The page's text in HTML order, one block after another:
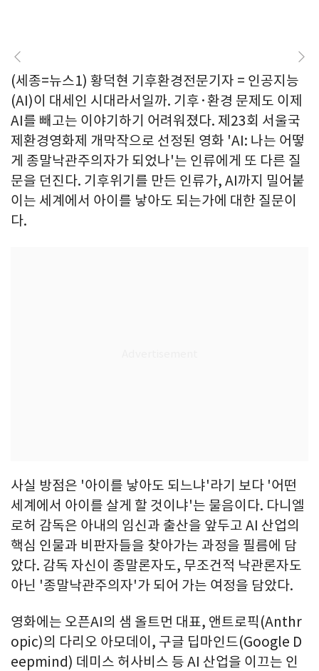
(세종=뉴스1) 황덕현 기후환경전문기자 = 인공지능
(AI)이 대세인 시대라서일까. 기후·환경 문제도 이제
AI를 빼고는 이야기하기 어려워졌다. 제23회 서울국
제환경영화제 개막작으로 선정된 영화 'AI: 나는 어떻
게 종말낙관주의자가 되었나'는 인류에게 또 다른 질
문을 던진다. 기후위기를 만든 인류가, AI까지 밀어붙
이는 세계에서 아이를 낳아도 되는가에 대한 질문이
다.
사실 방점은 '아이를 낳아도 되느냐'라기 보다 '어떤
세계에서 아이를 살게 할 것이냐'는 물음이다. 다니엘
로허 감독은 아내의 임신과 출산을 앞두고 AI 산업의
핵심 인물과 비판자들을 찾아가는 과정을 필름에 담
았다. 감독 자신이 종말론자도, 무조건적 낙관론자도
아닌 '종말낙관주의자'가 되어 가는 여정을 담았다.
영화에는 오픈AI의 샘 올트먼 대표, 앤트로픽(Anthr
opic)의 다리오 아모데이, 구글 딥마인드(Google D
eepmind) 데미스 허사비스 등 AI 산업을 이끄는 인